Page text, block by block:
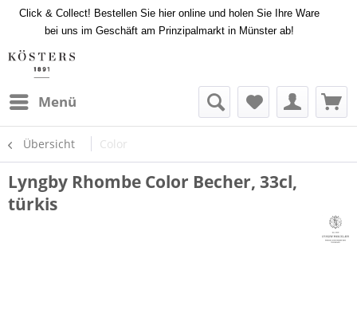
Click & Collect! Bestellen Sie hier online und holen Sie Ihre Ware
bei uns im Geschäft am Prinzipalmarkt in Münster ab!
Menü
Übersicht Color
Lyngby Rhombe Color Becher, 33cl,
türkis